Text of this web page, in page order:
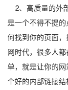
2、高质量的外
是一个不得不提
何找到你的页面
网时代，很多人都
单，就是让你的
个好的内部链接